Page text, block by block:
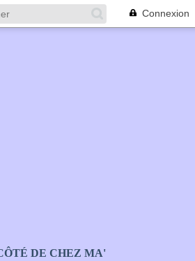
Connexion
DE CHEZ MA'